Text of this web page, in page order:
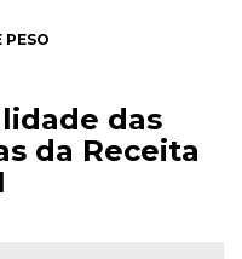
PESO
das
da Receita